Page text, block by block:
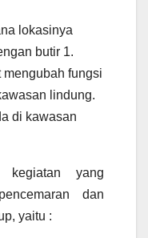
lokasinya
butir 1.
fungsi
lindung.
di kawasan
kegiatan yang
dan
yaitu :